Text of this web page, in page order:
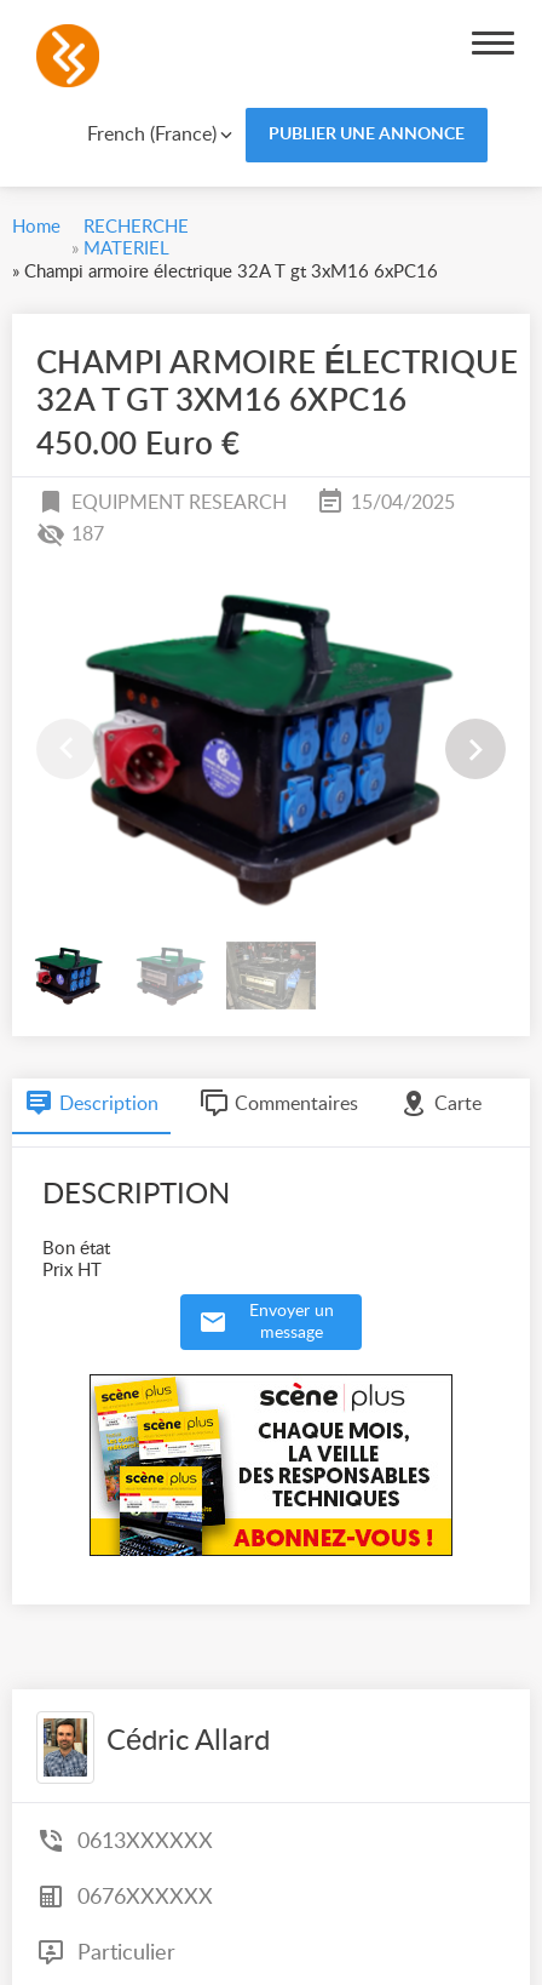
French (France) PUBLIER UNE ANNONCE
Home
»
RECHERCHE
MATERIEL
» Champi armoire électrique 32A T gt 3xM16 6xPC16
CHAMPI ARMOIRE ÉLECTRIQUE
32A T GT 3XM16 6XPC16
450.00 Euro €
EQUIPMENT RESEARCH
15/04/2025
187
Description Commentaires Carte
DESCRIPTION
Bon état
Prix HT
Envoyer un
message
Cédric Allard
0613XXXXXX
0676XXXXXX
Particulier